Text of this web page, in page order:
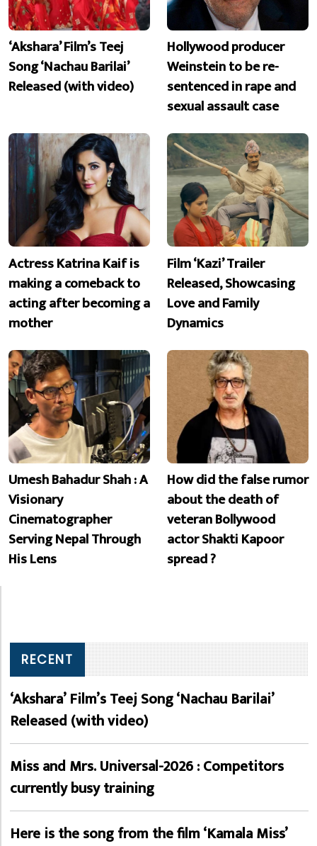
‘Akshara’ Film’s Teej
Song ‘Nachau Barilai’
Released (with video)
Hollywood producer
Weinstein to be re-
sentenced in rape and
sexual assault case
Actress Katrina Kaif is
making a comeback to
acting after becoming a
mother
Film ‘Kazi’ Trailer
Released, Showcasing
Love and Family
Dynamics
Umesh Bahadur Shah : A
Visionary
Cinematographer
Serving Nepal Through
His Lens
How did the false rumor
about the death of
veteran Bollywood
actor Shakti Kapoor
spread ?
RECENT
‘Akshara’ Film’s Teej Song ‘Nachau Barilai’
Released (with video)
Miss and Mrs. Universal-2026 : Competitors
currently busy training
Here is the song from the film ‘Kamala Miss’